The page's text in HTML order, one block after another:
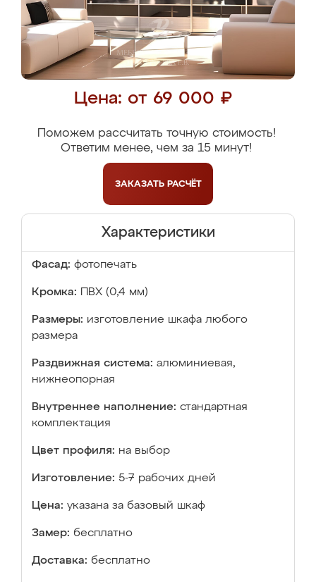
Цена: от 69 000 ₽
Поможем рассчитать точную стоимость!
Ответим менее, чем за 15 минут!
ЗАКАЗАТЬ РАСЧЁТ
Характеристики
Фасад: фотопечать
Кромка: ПВХ (0,4 мм)
Размеры: изготовление шкафа любого
размера
Раздвижная система: алюминиевая,
нижнеопорная
Внутреннее наполнение: стандартная
комплектация
Цвет профиля: на выбор
Изготовление: 5-7 рабочих дней
Цена: указана за базовый шкаф
Замер: бесплатно
Доставка: бесплатно